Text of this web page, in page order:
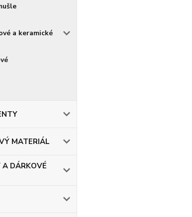
a keramické
MATERIÁL
A DÁRKOVÉ